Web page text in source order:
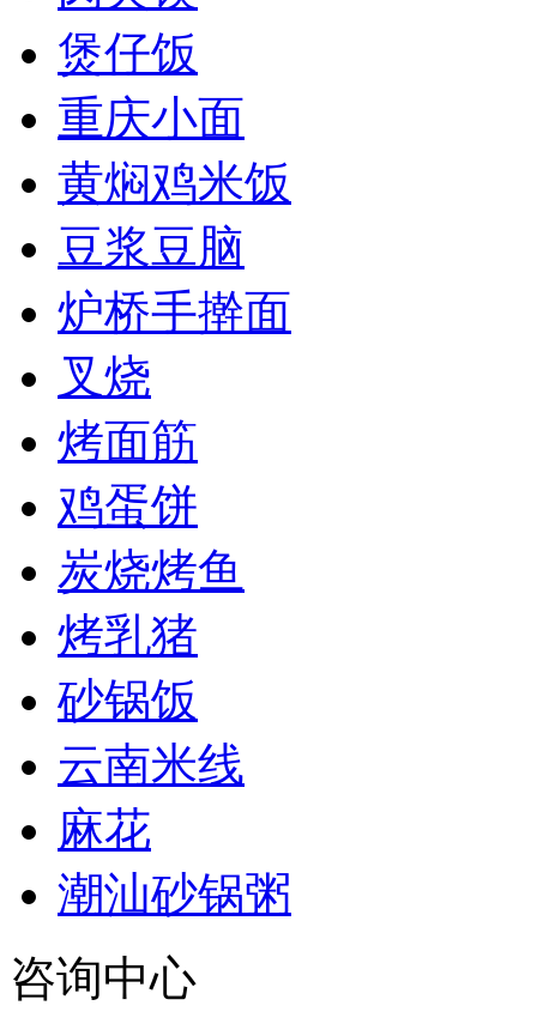
煲仔饭
重庆小面
黄焖鸡米饭
豆浆豆脑
炉桥手擀面
叉烧
烤面筋
鸡蛋饼
炭烧烤鱼
烤乳猪
砂锅饭
云南米线
麻花
潮汕砂锅粥
咨询中心